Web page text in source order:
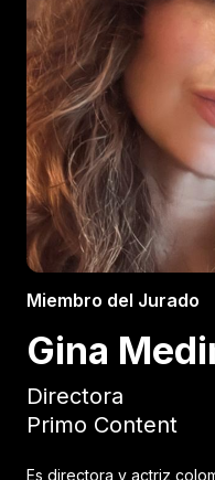
Miembro del Jurado
Gina
Directora
Primo Content
Es directora y actriz